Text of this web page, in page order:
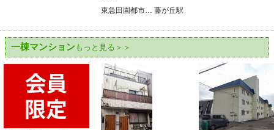
東急田園都市… 藤が丘駅
一棟マンションもっと見る＞＞